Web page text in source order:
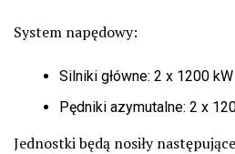
System napędowy:
Silniki główne: 2 x 1200 kW
Pędniki azymutalne: 2 x
Jednostki będą nosiły